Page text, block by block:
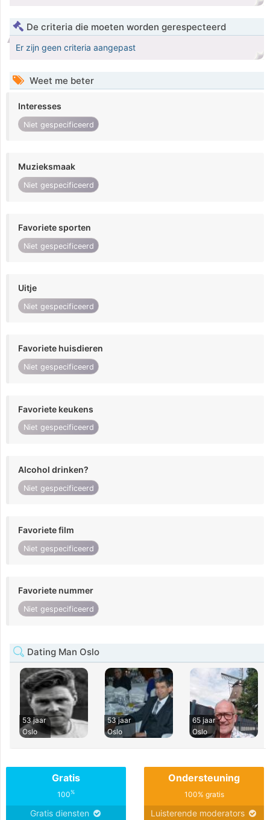
De criteria die moeten worden gerespecteerd
Er zijn geen criteria aangepast
Weet me beter
Interesses
Niet gespecificeerd
Muzieksmaak
Niet gespecificeerd
Favoriete sporten
Niet gespecificeerd
Uitje
Niet gespecificeerd
Favoriete huisdieren
Niet gespecificeerd
Favoriete keukens
Niet gespecificeerd
Alcohol drinken?
Niet gespecificeerd
Favoriete film
Niet gespecificeerd
Favoriete nummer
Niet gespecificeerd
Dating Man Oslo
53 jaar
Oslo
53 jaar
Oslo
65 jaar
Oslo
Gratis
100%
Gratis diensten
Ondersteuning
100% gratis
Luisterende moderators